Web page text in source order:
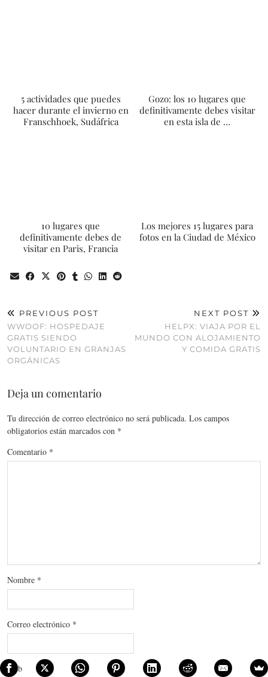
5 actividades que puedes
hacer durante el invierno en
Franschhoek, Sudáfrica
Gozo: los 10 lugares que
definitivamente debes visitar
en esta isla de …
10 lugares que
definitivamente debes de
visitar en Paris, Francia
Los mejores 15 lugares para
fotos en la Ciudad de México
PREVIOUS POST
WWOOF: HOSPEDAJE
GRATIS SIENDO
VOLUNTARIO EN GRANJAS
ORGÁNICAS
NEXT POST
HELPX: VIAJA POR EL
MUNDO CON ALOJAMIENTO
Y COMIDA GRATIS
Deja un comentario
Tu dirección de correo electrónico no será publicada. Los campos
obligatorios están marcados con *
Comentario *
Nombre *
Correo electrónico *
Web